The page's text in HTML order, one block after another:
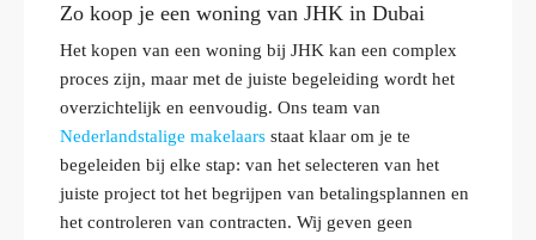
Zo koop je een woning van JHK in Dubai
Het kopen van een woning bij JHK kan een complex
proces zijn, maar met de juiste begeleiding wordt het
overzichtelijk en eenvoudig. Ons team van
Nederlandstalige makelaars staat klaar om je te
begeleiden bij elke stap: van het selecteren van het
juiste project tot het begrijpen van betalingsplannen en
het controleren van contracten. Wij geven geen